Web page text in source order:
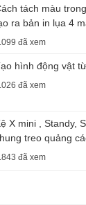
tách màu
ra bản in lụa 4
đã xem
hình động vật
đã xem
X mini , Standy,
treo quảng
đã xem